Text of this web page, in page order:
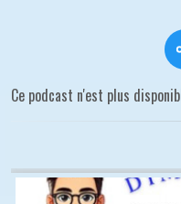
Ce podcast n'est plus